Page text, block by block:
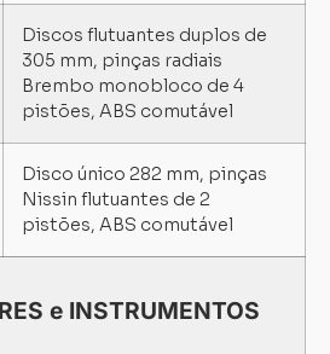
Discos flutuantes duplos de
305 mm, pinças radiais
Brembo monobloco de 4
pistões, ABS comutável
Disco único 282 mm, pinças
Nissin flutuantes de 2
pistões, ABS comutável
e INSTRUMENTOS